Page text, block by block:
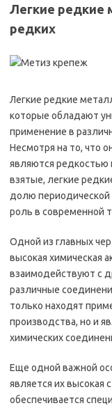
Легкие редкие
редких
Легкие редкие
которые обладают
применение в
Несмотря на то, что
являются редкостью
взятые, легкие
долю
роль в современной
Одной из главных
высокая химическая
взаимодействуют с
различные
только находят
производства, но и
химических
Еще одной важной
является их высокая
обеспечивается